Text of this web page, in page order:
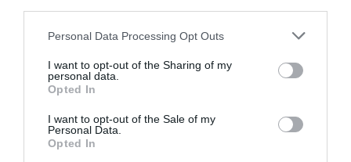
Please note that this website/app uses one or more Google
not limited to your visit or usage behaviour. You may click to
grant or deny consent to Google and its third-party tags to
use your data for below specified purposes in below Google
consent section.
Personal Data Processing Opt Outs
I want to opt-out of the Sharing of my
personal data.
Opted In
I want to opt-out of the Sale of my
Personal Data.
Opted In
HASONLÓ BEJEGYZÉSEK